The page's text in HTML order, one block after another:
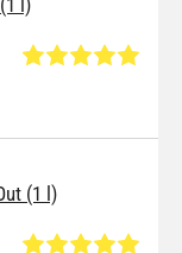
l)
(1 l)